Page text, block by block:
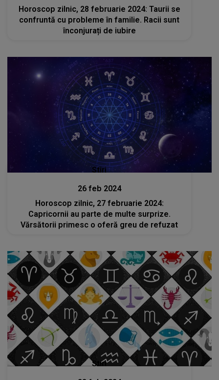
Horoscop zilnic, 28 februarie 2024: Taurii se
confruntă cu probleme în familie. Racii sunt
înconjurați de iubire
Stiri
26 feb 2024
Horoscop zilnic, 27 februarie 2024:
Capricornii au parte de multe surprize.
Vărsătorii primesc o oferă greu de refuzat
Stiri